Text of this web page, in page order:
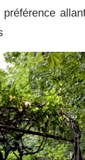
préférence